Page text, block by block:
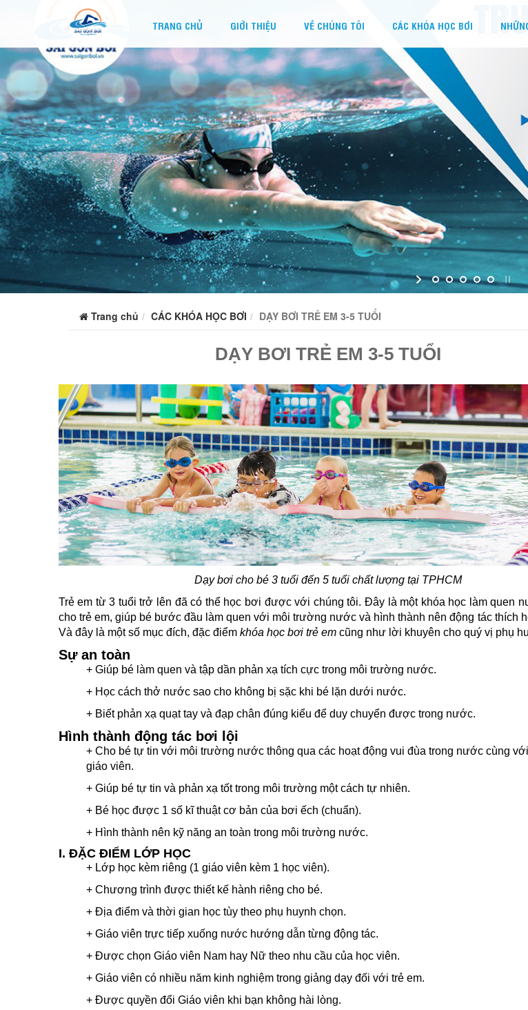
TRANG CHỦ GIỚI THIỆU VỀ CHÚNG TÔI CÁC KHÓA HỌC BƠI
Trang chủ CÁC KHÓA HỌC BƠI DẠY BƠI TRẺ EM 3-5 TUỔI
DẠY BƠI TRẺ EM 3-5 TUỔI
Dạy bơi cho bé 3 tuổi đến 5 tuổi chất lượng tại TPHCM
Trẻ em từ 3 tuổi trở lên đã có thể học bơi được với chúng tôi. Đây là một khóa học làm quen
cho trẻ em, giúp bé bước đầu làm quen với môi trường nước và hình thành nên động tác thích
Và đây là một số mục đích, đặc điểm khóa học bơi trẻ emcũng như lời khuyên cho quý vị phụ
Sự an toàn
+ Giúp bé làm quen và tập dần phản xạ tích cực trong môi trường nước.
+ Học cách thở nước sao cho không bị sặc khi bé lặn dưới nước.
+ Biết phản xạ quạt tay và đạp chân đúng kiểu để duy chuyển được trong nước.
Hình thành động tác bơi lội
+ Cho bé tự tin với môi trường nước thông qua các hoạt động vui đùa trong nước cùng
giáo viên.
+ Giúp bé tự tin và phản xạ tốt trong môi trường một cách tự nhiên.
+ Bé học được 1 số kĩ thuật cơ bản của bơi ếch (chuẩn).
+ Hình thành nên kỹ năng an toàn trong môi trường nước.
I. ĐẶC ĐIỂM LỚP HỌC
+ Lớp học kèm riêng (1 giáo viên kèm 1 học viên).
+ Chương trình được thiết kế hành riêng cho bé.
+ Địa điểm và thời gian học tùy theo phụ huynh chọn.
+ Giáo viên trực tiếp xuống nước hướng dẫn từng động tác.
+ Được chọn Giáo viên Nam hay Nữ theo nhu cầu của học viên.
+ Giáo viên có nhiều năm kinh nghiệm trong giảng dạy đối với trẻ em.
+ Được quyền đổi Giáo viên khi bạn không hài lòng.